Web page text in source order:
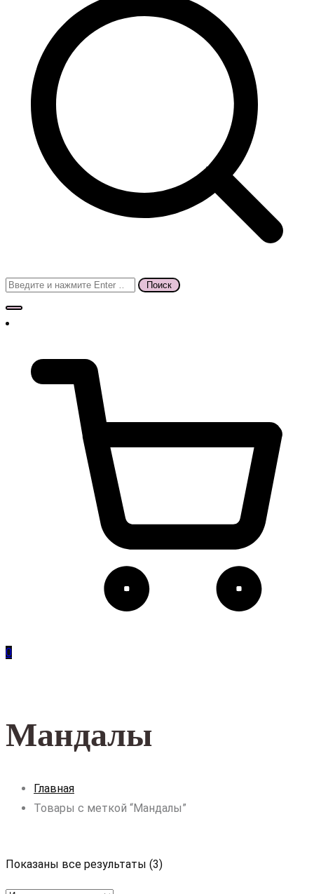
Поиск
для:
0
Мандалы
Главная
Товары с меткой “Мандалы”
Показаны все результаты (3)